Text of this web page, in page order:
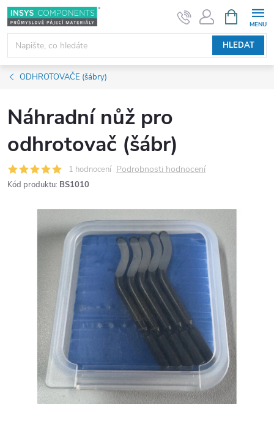
Přejít
na
obsah
HLEDAT
NÁKUPNÍ
KOŠÍK
ODHROTOVAČE (šábry)
Náhradní nůž pro
odhrotovač (šábr)
1 hodnocení Podrobnosti hodnocení
Kód produktu: BS1010